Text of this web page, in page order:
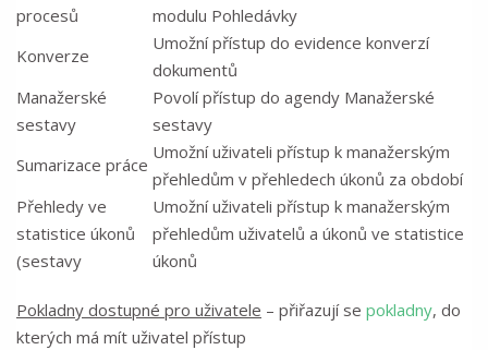
procesů
modulu Pohledávky
Konverze
Umožní přístup do evidence konverzí
dokumentů
Manažerské
sestavy
Povolí přístup do agendy Manažerské
sestavy
Sumarizace práce
Umožní uživateli přístup k manažerským
přehledům v přehledech úkonů za období
Přehledy ve
statistice úkonů
(sestavy
Umožní uživateli přístup k manažerským
přehledům uživatelů a úkonů ve statistice
úkonů
Pokladny dostupné pro uživatele – přiřazují se pokladny, do
kterých má mít uživatel přístup